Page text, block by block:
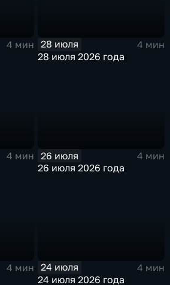
4 мин
28 июля
4 мин
28 июля 2026 года
4 мин
26 июля
4 мин
26 июля 2026 года
4 мин
24 июля
4 мин
24 июля 2026 года